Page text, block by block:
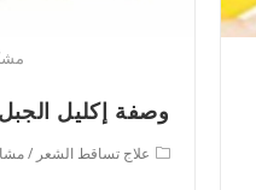
وصفة إكليل
Postعلاج تساقط الشعر /